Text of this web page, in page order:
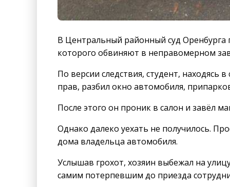
В Центральный районный суд Оренбурга
которого обвиняют в неправомерном
По версии следствия, студент, находясь
прав, разбил окно автомобиля,
После этого он проник в салон и завёл
Однако далеко уехать не получилось.
дома владельца автомобиля.
Услышав грохот, хозяин выбежал на
самим потерпевшим до приезда